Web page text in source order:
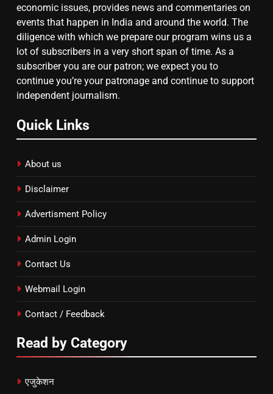
दिल्ली कोर्ट ने IRCTC घोटाले में आरोप
तय किए
economic issues, provides news and commentaries on
events that happen in India and around the world. The
diligence with which we prepare our program wins us a
lot of subscribers in a very short span of time. As a
subscriber you are our patron; we expect you to
continue you’re your patronage and continue to support
independent journalism.
Quick Links
About us
Disclaimer
Advertisment Policy
Admin Login
Contact Us
Webmail Login
Contact / Feedback
Read by Category
एजुकेशन